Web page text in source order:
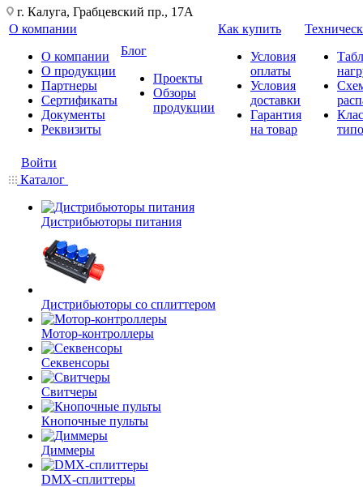
г. Калуга, Грабцевский пр., 17А
О компании
О компании
О продукции
Партнеры
Сертификаты
Документы
Реквизиты
Блог
Проекты
Обзоры
продукции
Как купить
Условия
оплаты
Условия
доставки
Гарантия
на товар
Войти
Каталог
Дистрибьюторы питания
Дистрибьюторы со сплиттером
Мотор-контроллеры
Секвенсоры
Свитчеры
Кнопочные пульты
Диммеры
DMX-сплиттеры